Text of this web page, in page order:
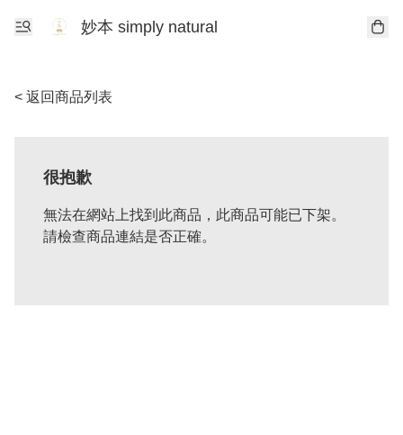
妙本 simply natural
< 返回商品列表
很抱歉
無法在網站上找到此商品，此商品可能已下架。
請檢查商品連結是否正確。